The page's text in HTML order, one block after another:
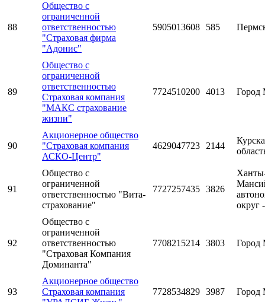
88
Общество с
ограниченной
ответственностью
"Страховая фирма
"Адонис"
5905013608 585
89
Общество с
ограниченной
ответственностью
Страховая компания
"МАКС страхование
жизни"
7724510200 4013 Город
90
Акционерное общество
"Страховая компания
АСКО-Центр"
4629047723 2144
91
Общество с
ограниченной
ответственностью "Вита-
страхование"
7727257435 3826
округ
92
Общество с
ограниченной
ответственностью
"Страховая Компания
Доминанта"
7708215214 3803 Город
93
Акционерное общество
Страховая компания
7728534829 3987 Город